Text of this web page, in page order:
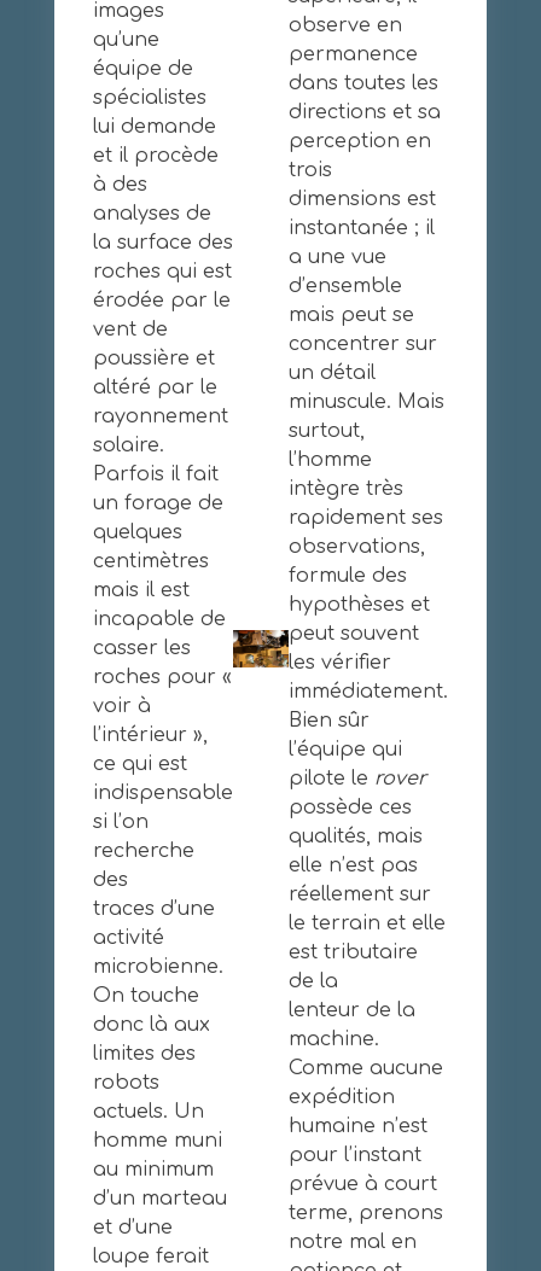
images
qu’une
équipe de
spécialistes
lui demande
et il procède
à des
analyses de
la surface des
roches qui est
érodée par le
vent de
poussière et
altéré par le
rayonnement
solaire.
Parfois il fait
un forage de
quelques
centimètres
mais il est
incapable de
casser les
roches pour «
voir à
l’intérieur »,
ce qui est
indispensable
si l’on
recherche
des
traces d’une
activité
microbienne.
On touche
donc là aux
limites des
robots
actuels. Un
homme muni
au minimum
d’un marteau
et d’une
loupe ferait
observe en
permanence
dans toutes les
directions et sa
perception en
trois
dimensions est
instantanée ; il
a une vue
d’ensemble
mais peut se
concentrer sur
un détail
minuscule. Mais
surtout,
l’homme
intègre très
rapidement ses
observations,
formule des
hypothèses et
peut souvent
les vérifier
immédiatement.
Bien sûr
l’équipe qui
pilote le rover
possède ces
qualités, mais
elle n’est pas
réellement sur
le terrain et elle
est tributaire
de la
lenteur de la
machine.
Comme aucune
expédition
humaine n’est
pour l’instant
prévue à court
terme, prenons
notre mal en